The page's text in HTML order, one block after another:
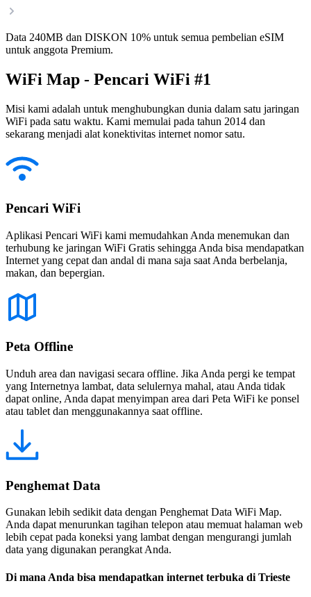
Data 240MB dan DISKON 10% untuk semua pembelian eSIM
untuk anggota Premium.
WiFi Map - Pencari WiFi #1
Misi kami adalah untuk menghubungkan dunia dalam satu jaringan
WiFi pada satu waktu. Kami memulai pada tahun 2014 dan
sekarang menjadi alat konektivitas internet nomor satu.
Pencari WiFi
Aplikasi Pencari WiFi kami memudahkan Anda menemukan dan
terhubung ke jaringan WiFi Gratis sehingga Anda bisa mendapatkan
Internet yang cepat dan andal di mana saja saat Anda berbelanja,
makan, dan bepergian.
Peta Offline
Unduh area dan navigasi secara offline. Jika Anda pergi ke tempat
yang Internetnya lambat, data selulernya mahal, atau Anda tidak
dapat online, Anda dapat menyimpan area dari Peta WiFi ke ponsel
atau tablet dan menggunakannya saat offline.
Penghemat Data
Gunakan lebih sedikit data dengan Penghemat Data WiFi Map.
Anda dapat menurunkan tagihan telepon atau memuat halaman web
lebih cepat pada koneksi yang lambat dengan mengurangi jumlah
data yang digunakan perangkat Anda.
Di mana Anda bisa mendapatkan internet terbuka di Trieste